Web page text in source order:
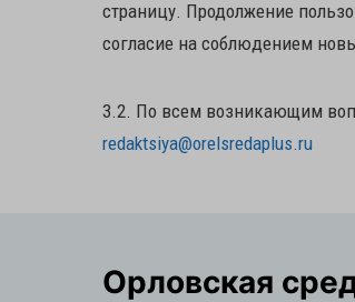
страницу. Продолжение
согласие на соблюдением
3.2. По всем возникающим
redaktsiya@orelsredaplus.ru
Орловская